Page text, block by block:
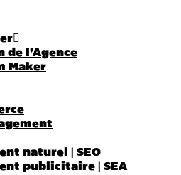
de l’Agence
Maker
naturel | SEO
publicitaire | SEA